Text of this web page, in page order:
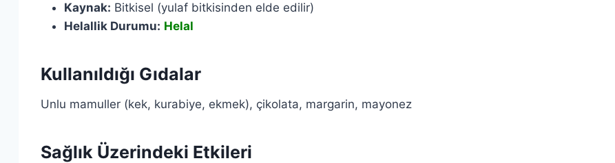
Kaynak: Bitkisel (yulaf bitkisinden elde edilir)
Helallik Durumu: Helal
Kullanıldığı Gıdalar
Unlu mamuller (kek, kurabiye, ekmek), çikolata, margarin, mayonez
Sağlık Üzerindeki Etkileri